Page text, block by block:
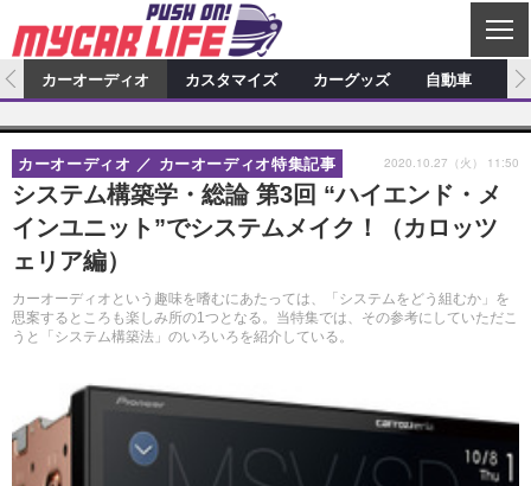
C
L
S
E
カーオーディオ
特集記事 新製品情報
プロショップ検索 ショップ訪問記
カーオーディオニュース デモカー製作記
その他
カスタマイズ
カスタマイズ特集記事 カスタマイズ新製品情報
カスタマイズニュース
カーグッズ
カーグッズ特集記事 カーグッズ新製品情報
カーグッズニュース
自動車
スクープ
カーオーディオ カスタマイズ カーグッズ 自動車
システム構築学・総論 第3回 “ハイエンド・メ
インユニット”でシステムメイク！（カロッツ
ェリア編）
カーオーディオという趣味を嗜むにあたっては、「システムをどう組むか」を
思案するところも楽しみ所の1つとなる。当特集では、その参考にしていただこ
うと「システム構築法」のいろいろを紹介している。
カーオーディオ カーオーディオ特集記事 2020.10.27（火） 11:50